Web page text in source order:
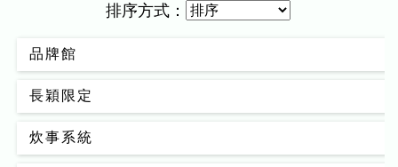
排序方式：
品牌館
長穎限定
炊事系統